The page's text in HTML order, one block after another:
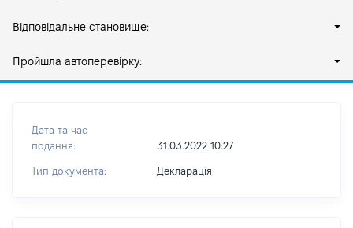
Відповідальне становище:
Пройшла автоперевірку:
Дата та час
подання:
31.03.2022 10:27
Тип документа: Декларація